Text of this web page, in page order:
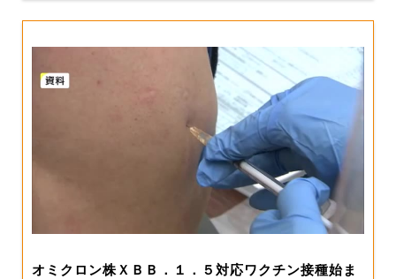
オミクロン株ＸＢＢ．１．５対応ワクチン接種始ま